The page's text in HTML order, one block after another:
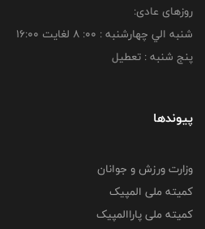
روزهای عادی:
شنبه الي چهارشنبه : 00: 8 لغايت 16:00
پنج شنبه : تعطیل
پیوندها
وزارت ورزش و جوانان
کمیته ملی المپیک
کمیته ملی پاراالمپیک